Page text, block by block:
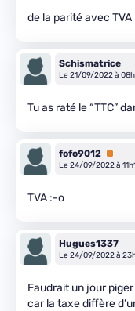
de la parité avec TVA
Schismatrice
Le 21/09/2022 à
Tu as raté le “TTC”
fofo9012 Premium
Le 24/09/2022 à
TVA :-o
Hugues1337
Le 24/09/2022 à
Faudrait un jour
car la taxe diffère